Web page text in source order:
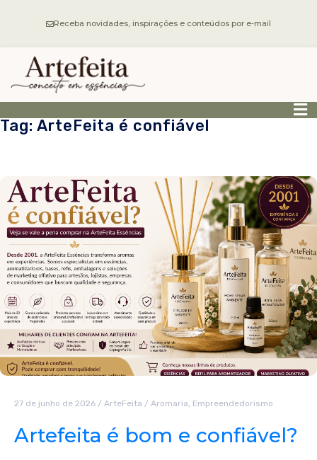
Receba novidades, inspirações e conteúdos por e-mail
Tag: ArteFeita é confiável
27 de junho de 2026 / ArteFeita / Aromaria, Empreendedorismo
Artefeita é bom e confiável?